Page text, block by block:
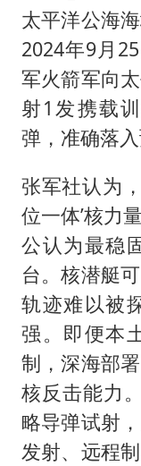
太平洋公海
2024年9月
军火箭军向
射1发携载
弹，准确落入
张军社认为
位一体’核力
公认为最稳
台。核潜艇
轨迹难以被
强。即便本
制，深海部
核反击能力
略导弹试射
发射、远程